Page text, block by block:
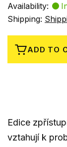
Availability:
Shipping:
ADD TO
Edice
vztahují k